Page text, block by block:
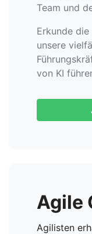
Team und
Erkunde
unsere
von KI
Agile
Agilisten